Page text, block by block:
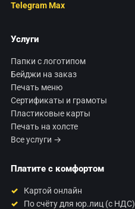
TelegramMax
Услуги
Папки с логотипом
Бейджи на заказ
Печать меню
Сертификаты и грамоты
Пластиковые карты
Печать на холсте
Все услуги →
Платите с комфортом
Картой онлайн
По счёту для юр.лиц (с НДС)